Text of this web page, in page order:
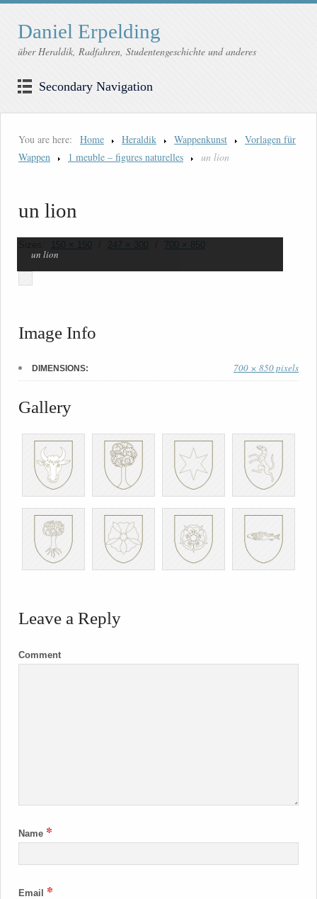
Daniel Erpelding
über Heraldik, Radfahren, Studentengeschichte und anderes
Secondary Navigation
You are here: Home Heraldik Wappenkunst
Vorlagen für
Wappen
1 meuble – figures naturelles un lion
un lion
150 × 150 247 × 300 700 × 850
un lion
Image Info
DIMENSIONS: 700 × 850 pixels
Gallery
Leave a Reply
Comment
Name *
Email *